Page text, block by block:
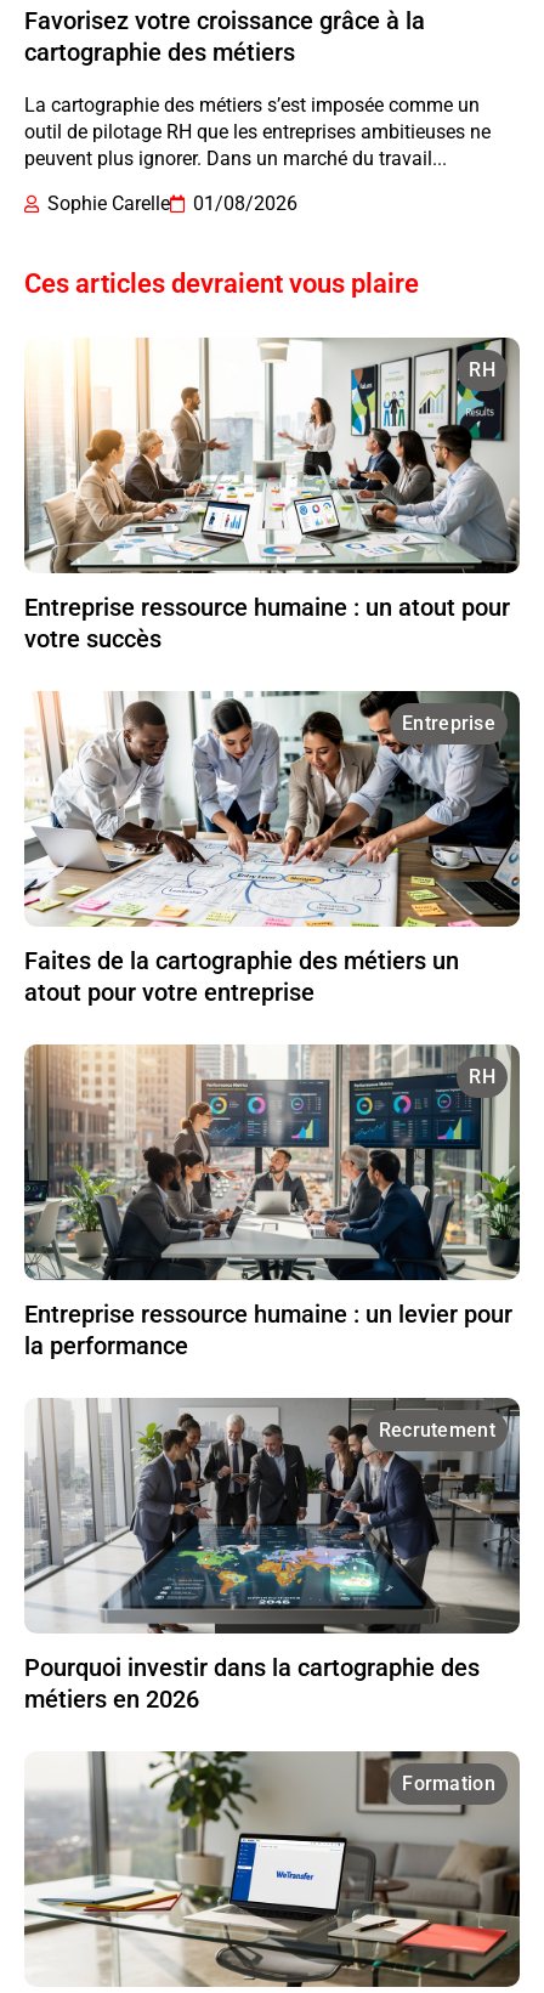
Favorisez votre croissance grâce à la
cartographie des métiers
La cartographie des métiers s’est imposée comme un
outil de pilotage RH que les entreprises ambitieuses ne
peuvent plus ignorer. Dans un marché du travail...
Sophie Carelle
01/08/2026
Ces articles devraient vous plaire
RH
Entreprise ressource humaine : un atout pour
votre succès
Entreprise
Faites de la cartographie des métiers un
atout pour votre entreprise
RH
Entreprise ressource humaine : un levier pour
la performance
Recrutement
Pourquoi investir dans la cartographie des
métiers en 2026
Formation